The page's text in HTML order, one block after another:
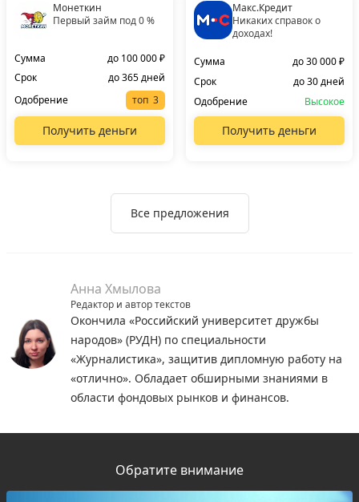
Монеткин
Первый займ под 0 %
Сумма
до 100 000 ₽
Срок
до 365 дней
Одобрение
топ
Получить деньги
Макс.Кредит
Никаких справок о
доходах!
Сумма
до 30 000 ₽
Срок
до 30 дней
Одобрение
Высокое
Получить деньги
Все предложения
Анна Хмылова
Редактор и автор текстов
Окончила «Российский университет дружбы
народов» (РУДН) по специальности
«Журналистика», защитив дипломную работу на
«отлично». Обладает обширными знаниями в
области фондовых рынков и финансов.
Обратите внимание